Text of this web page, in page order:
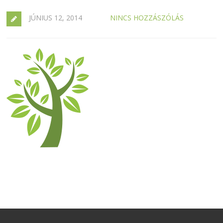
JÚNIUS 12, 2014 NINCS HOZZÁSZÓLÁS